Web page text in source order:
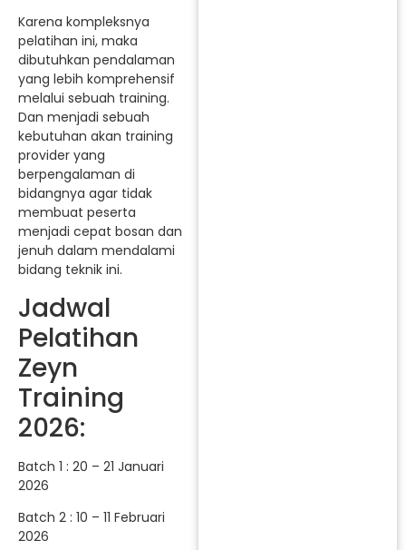
Karena kompleksnya
pelatihan ini, maka
dibutuhkan pendalaman
yang lebih komprehensif
melalui sebuah training.
Dan menjadi sebuah
kebutuhan akan training
provider yang
berpengalaman di
bidangnya agar tidak
membuat peserta
menjadi cepat bosan dan
jenuh dalam mendalami
bidang teknik ini.
Jadwal
Pelatihan
Zeyn
Training
2026:
Batch 1 : 20 – 21 Januari
2026
Batch 2 : 10 – 11 Februari
2026